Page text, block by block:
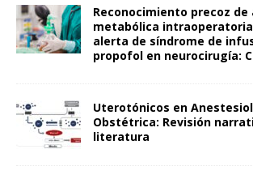
Reconocimiento precoz de
metabólica
alerta de síndrome de
propofol en neurocirugía:
Uterotónicos en
Obstétrica: Revisión
literatura